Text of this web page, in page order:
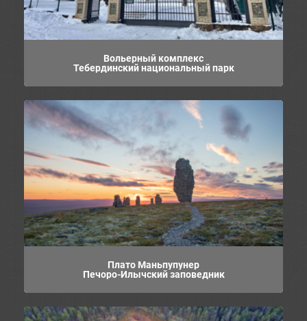
Вольерный комплекс
Тебердинский национальный парк
Плато Маньпупунер
Печоро-Илычский заповедник